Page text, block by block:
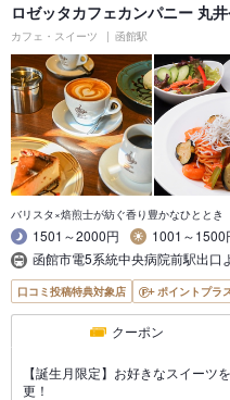
ロゼッタカフェカンパニー 丸
カフェ・スイーツ 函館駅
バリスタ×焙煎士が紡ぐ香り豊かなひととき
1501～2000円
1001～1500
函館市電5系統中央病院前駅出口
口コミ投稿特典対象店 ポイントプラ
クーポン
【誕生月限定】お好きなスイーツ
更！